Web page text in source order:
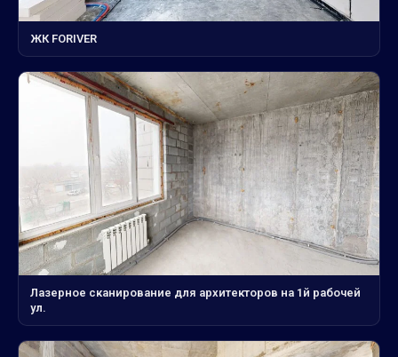
ЖК FORIVER
Лазерное сканирование для архитекторов на 1й рабочей
ул.